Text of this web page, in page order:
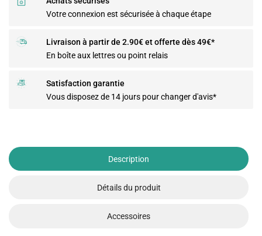
Votre connexion est sécurisée à chaque étape
Livraison à partir de 2.90€ et offerte dès 49€*
En boîte aux lettres ou point relais
Satisfaction garantie
Vous disposez de 14 jours pour changer d'avis*
Description
Détails du produit
Accessoires